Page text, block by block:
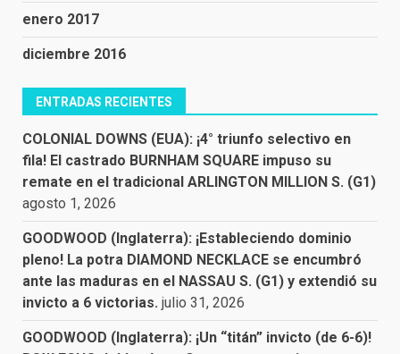
enero 2017
diciembre 2016
ENTRADAS RECIENTES
COLONIAL DOWNS (EUA): ¡4° triunfo selectivo en
fila! El castrado BURNHAM SQUARE impuso su
remate en el tradicional ARLINGTON MILLION S. (G1)
agosto 1, 2026
GOODWOOD (Inglaterra): ¡Estableciendo dominio
pleno! La potra DIAMOND NECKLACE se encumbró
ante las maduras en el NASSAU S. (G1) y extendió su
invicto a 6 victorias. julio 31, 2026
GOODWOOD (Inglaterra): ¡Un “titán” invicto (de 6-6)!